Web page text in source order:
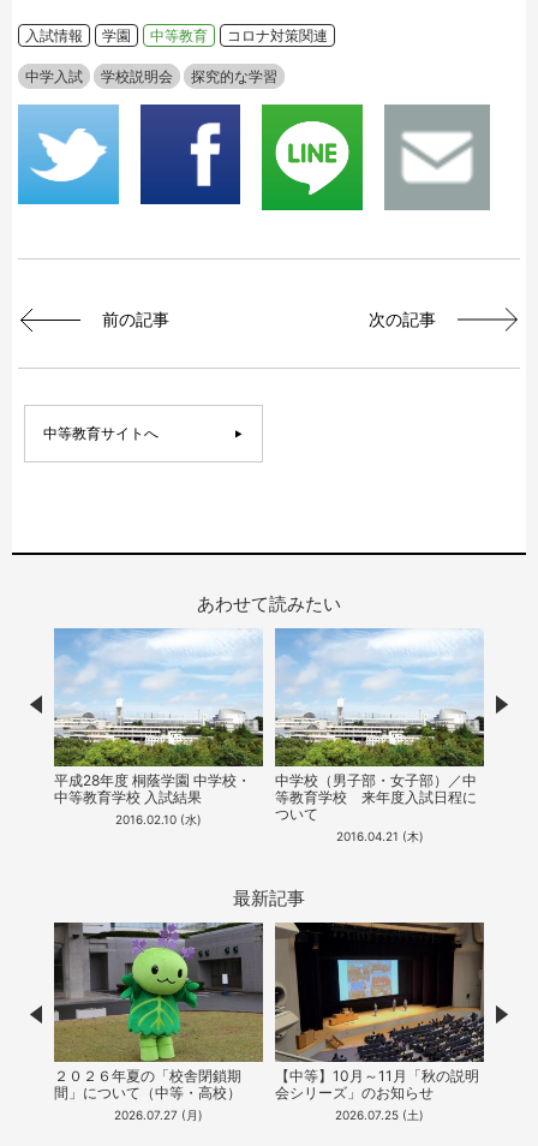
入試情報 学園 中等教育 コロナ対策関連
中学入試 学校説明会 探究的な学習
前の記事 次の記事
中等教育サイトへ
あわせて読みたい
平成28年度 桐蔭学園 中学校・
中等教育学校 入試結果
2016.02.10 (水)
中学校（男子部・女子部）／中
等教育学校​ ​来年度入試日程に
ついて
2016.04.21 (木)
Prev
最新記事
２０２６年夏の「校舎閉鎖期
間」について（中等・高校）
2026.07.27 (月)
【中等】10月～11月「秋の説明
会シリーズ」のお知らせ
2026.07.25 (土)
Prev